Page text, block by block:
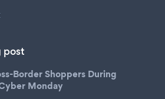
post
Border Shoppers During
Monday